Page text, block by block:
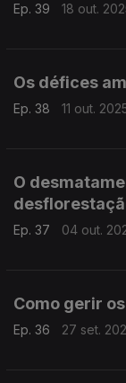
Ep. 39 18 out.
Os défices
Ep. 38 11 out.
O
Ep. 37 04 out.
Como gerir
Ep. 36 27 set.